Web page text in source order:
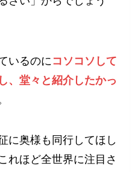
いるのに コソコソして
、堂々と紹介したかっ
に奥様も同行してほし
れほど全世界に注目さ